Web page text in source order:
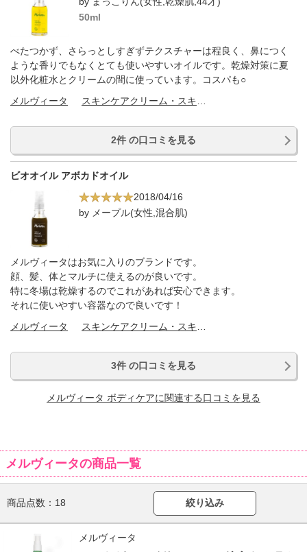
50ml
べたつかず、さらっとしすぎずテクスチャーは程良く、鼻につく
ような香りでもなくとても使いやすいオイルです。乾燥対策に夏
以外化粧水とクリームの間に使っています。コスパも○
メルヴィータ
2件 の口コミを見る
ビオオイル アボカドオイル
2018/04/16
by メープル(女性,混合肌)
メルヴィータはお気に入りのブランドです。
顔、髪、体とマルチに使えるのが良いです。
特に冬場は乾燥するのでこれがあれば安心できます。
それに使いやすい容器なので良いです！
メルヴィータ
3件 の口コミを見る
メルヴィータ ボディケアに関連する口コミを見る
メルヴィータの商品一覧
商品点数： 18 絞り込み
メルヴィータ